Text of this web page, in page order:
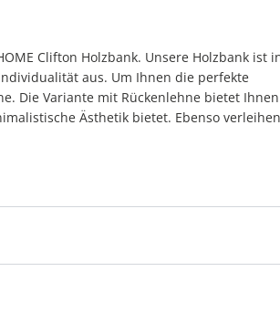
Clifton Holzbank. Unsere Holzbank ist
aus. Um Ihnen die perfekte
Die Variante mit Rückenlehne bietet Ihnen
Ästhetik bietet. Ebenso